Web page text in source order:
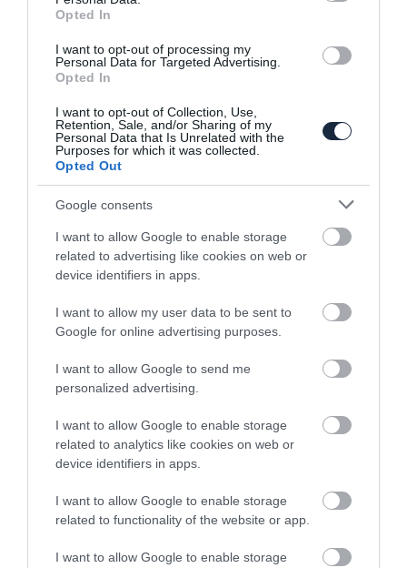
Opted In
I want to opt-out of processing my
Personal Data for Targeted Advertising.
Opted In
I want to opt-out of Collection, Use,
Retention, Sale, and/or Sharing of my
Personal Data that Is Unrelated with the
Purposes for which it was collected.
Opted Out
Google consents
I want to allow Google to enable storage
related to advertising like cookies on web or
device identifiers in apps.
I want to allow my user data to be sent to
Google for online advertising purposes.
I want to allow Google to send me
personalized advertising.
I want to allow Google to enable storage
related to analytics like cookies on web or
device identifiers in apps.
I want to allow Google to enable storage
related to functionality of the website or app.
I want to allow Google to enable storage
célországod vagy mennyibe fájna egy
KAPCSOLÓDÓ CIKKEK